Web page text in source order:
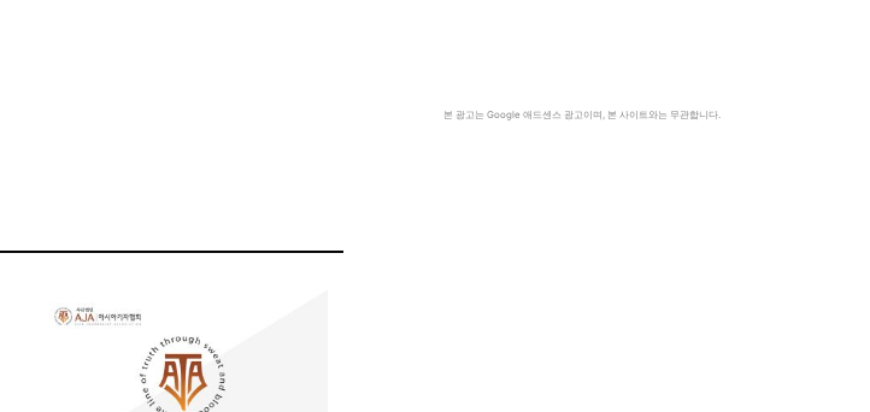
본 광고는 Google 애드센스 광고이며, 본 사이트와는 무관합니다.